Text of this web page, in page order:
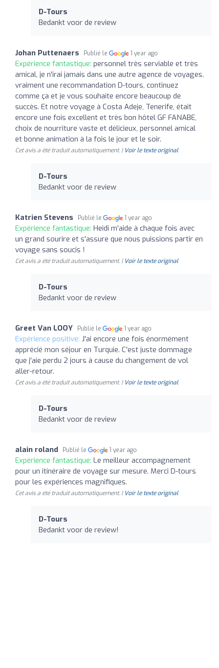
D-Tours
Bedankt voor de review
Johan Puttenaers Publié le 1 year ago
Expérience fantastique: personnel très serviable et très
amical, je n'irai jamais dans une autre agence de voyages,
vraiment une recommandation D-tours, continuez
comme ça et je vous souhaite encore beaucoup de
succès. Et notre voyage à Costa Adeje, Tenerife, était
encore une fois excellent et très bon hôtel GF FANABE,
choix de nourriture vaste et délicieux, personnel amical
et bonne animation à la fois le jour et le soir.
Cet avis a été traduit automatiquement. | Voir le texte original
D-Tours
Bedankt voor de review
Katrien Stevens Publié le 1 year ago
Expérience fantastique: Heidi m'aide à chaque fois avec
un grand sourire et s'assure que nous puissions partir en
voyage sans soucis !
Cet avis a été traduit automatiquement. | Voir le texte original
D-Tours
Bedankt voor de review
Greet Van LOOY Publié le 1 year ago
Expérience positive: J'ai encore une fois énormément
apprécié mon séjour en Turquie. C'est juste dommage
que j'aie perdu 2 jours à cause du changement de vol
aller-retour.
Cet avis a été traduit automatiquement. | Voir le texte original
D-Tours
Bedankt voor de review
alain roland Publié le 1 year ago
Expérience fantastique: Le meilleur accompagnement
pour un itinéraire de voyage sur mesure. Merci D-tours
pour les expériences magnifiques.
Cet avis a été traduit automatiquement. | Voir le texte original
D-Tours
Bedankt voor de review!